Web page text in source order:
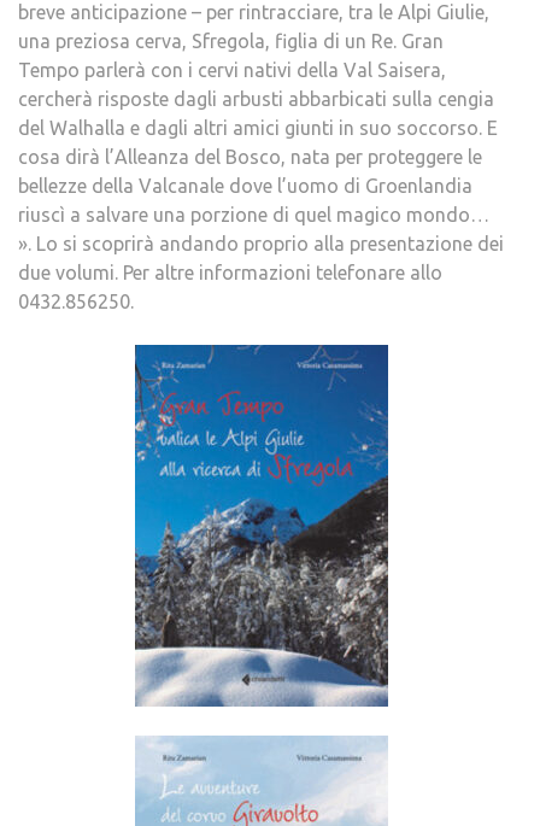
breve anticipazione – per rintracciare, tra le Alpi Giulie,
una preziosa cerva, Sfregola, figlia di un Re. Gran
Tempo parlerà con i cervi nativi della Val Saisera,
cercherà risposte dagli arbusti abbarbicati sulla cengia
del Walhalla e dagli altri amici giunti in suo soccorso. E
cosa dirà l’Alleanza del Bosco, nata per proteggere le
bellezze della Valcanale dove l’uomo di Groenlandia
riuscì a salvare una porzione di quel magico mondo…
». Lo si scoprirà andando proprio alla presentazione dei
due volumi. Per altre informazioni telefonare allo
0432.856250.